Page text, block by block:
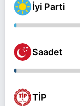
İyi Parti
Saadet
TİP